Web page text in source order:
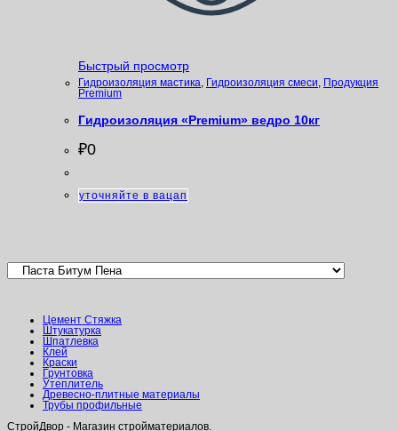
Быстрый просмотр
Гидроизоляция мастика, Гидроизоляция смеси, Продукция
Premium
Гидроизоляция «Premium» ведро 10кг
₽0
уточняйте в вацап
Цемент Стяжка
Штукатурка
Шпатлевка
Клей
Краски
Грунтовка
Утеплитель
Древесно-плитные материалы
Трубы профильные
СтройДвор - Магазин стройматериалов.